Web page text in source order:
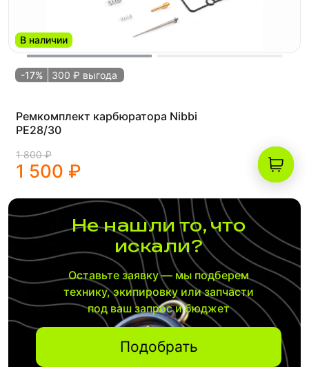
В наличии
-17% 300 ₽ выгода
Ремкомплект карбюратора Nibbi
PE28/30
1 800 ₽
1 500 ₽
Не нашли то, что
искали?
Оставьте заявку — мы подберем
технику, экипировку или запчасти
под ваш запрос и бюджет
Подобрать